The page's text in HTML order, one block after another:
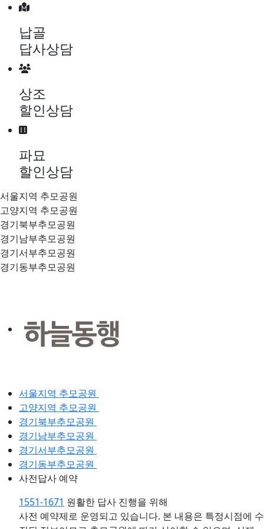
메뉴 건너뛰기
납골
답사상담
상조
할인상담
파묘
할인상담
서울지역 추모공원
고양지역 추모공원
경기북부추모공원
경기남부추모공원
경기서부추모공원
경기동부추모공원
서울지역 추모공원
고양지역 추모공원
경기북부추모공원
경기남부추모공원
경기서부추모공원
경기동부추모공원
사전답사 예약
1551-1671 원활한 답사 진행을 위해
사전 예약제로 운영되고 있습니다. 본 내용은 특정시점에 수